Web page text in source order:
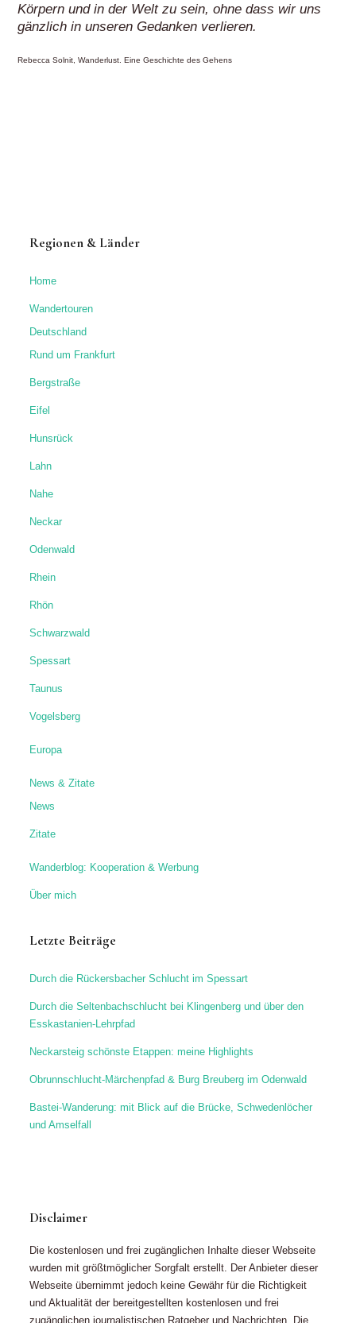
Körpern und in der Welt zu sein, ohne dass wir uns
gänzlich in unseren Gedanken verlieren.
Rebecca Solnit, Wanderlust. Eine Geschichte des Gehens
Regionen & Länder
Home
Wandertouren
Deutschland
Rund um Frankfurt
Bergstraße
Eifel
Hunsrück
Lahn
Nahe
Neckar
Odenwald
Rhein
Rhön
Schwarzwald
Spessart
Taunus
Vogelsberg
Europa
News & Zitate
News
Zitate
Wanderblog: Kooperation & Werbung
Über mich
Letzte Beiträge
Durch die Rückersbacher Schlucht im Spessart
Durch die Seltenbachschlucht bei Klingenberg und über den
Esskastanien-Lehrpfad
Neckarsteig schönste Etappen: meine Highlights
Obrunnschlucht-Märchenpfad & Burg Breuberg im Odenwald
Bastei-Wanderung: mit Blick auf die Brücke, Schwedenlöcher
und Amselfall
Disclaimer
Die kostenlosen und frei zugänglichen Inhalte dieser Webseite
wurden mit größtmöglicher Sorgfalt erstellt. Der Anbieter dieser
Webseite übernimmt jedoch keine Gewähr für die Richtigkeit
und Aktualität der bereitgestellten kostenlosen und frei
zugänglichen journalistischen Ratgeber und Nachrichten. Die